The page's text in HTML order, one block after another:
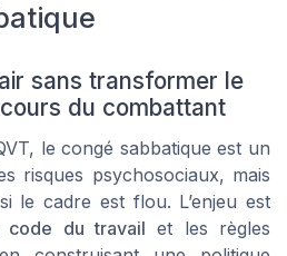
sans transformer le
du combattant
le congé sabbatique est un
risques psychosociaux, mais
le cadre est flou. L’enjeu est
code du travail et les règles